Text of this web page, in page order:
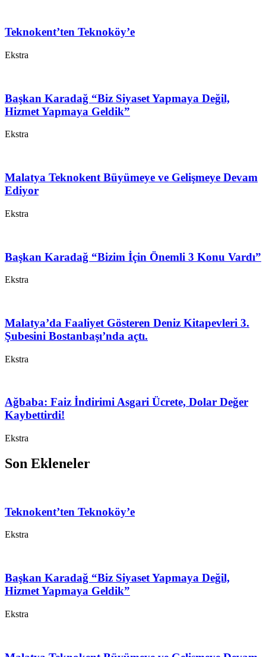
Teknokent’ten Teknoköy’e
Ekstra
Başkan Karadağ “Biz Siyaset Yapmaya Değil,
Hizmet Yapmaya Geldik”
Ekstra
Malatya Teknokent Büyümeye ve Gelişmeye Devam
Ediyor
Ekstra
Başkan Karadağ “Bizim İçin Önemli 3 Konu Vardı”
Ekstra
Malatya’da Faaliyet Gösteren Deniz Kitapevleri 3.
Şubesini Bostanbaşı’nda açtı.
Ekstra
Ağbaba: Faiz İndirimi Asgari Ücrete, Dolar Değer
Kaybettirdi!
Ekstra
Son Ekleneler
Teknokent’ten Teknoköy’e
Ekstra
Başkan Karadağ “Biz Siyaset Yapmaya Değil,
Hizmet Yapmaya Geldik”
Ekstra